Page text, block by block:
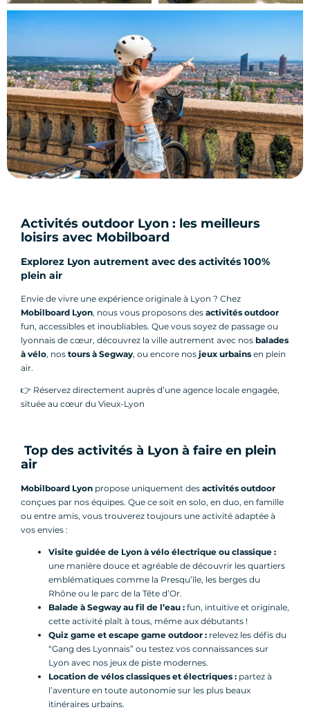
Activités outdoor Lyon : les meilleurs
loisirs avec Mobilboard
Explorez Lyon autrement avec des activités 100%
plein air
Envie de vivre une expérience originale à Lyon ? Chez
Mobilboard Lyon, nous vous proposons des activités outdoor
fun, accessibles et inoubliables. Que vous soyez de passage ou
lyonnais de cœur, découvrez la ville autrement avec nos balades
à vélo, nos tours à Segway, ou encore nos jeux urbains en plein
air.
👉 Réservez directement auprès d’une agence locale engagée,
située au cœur du Vieux-Lyon
Top des activités à Lyon à faire en plein
air
Mobilboard Lyon propose uniquement des activités outdoor
conçues par nos équipes. Que ce soit en solo, en duo, en famille
ou entre amis, vous trouverez toujours une activité adaptée à
vos envies :
Visite guidée de Lyon à vélo électrique ou classique :
une manière douce et agréable de découvrir les quartiers
emblématiques comme la Presqu’île, les berges du
Rhône ou le parc de la Tête d’Or.
Balade à Segway au fil de l’eau : fun, intuitive et originale,
cette activité plaît à tous, même aux débutants !
Quiz game et escape game outdoor : relevez les défis du
“Gang des Lyonnais” ou testez vos connaissances sur
Lyon avec nos jeux de piste modernes.
Location de vélos classiques et électriques : partez à
l’aventure en toute autonomie sur les plus beaux
itinéraires urbains.